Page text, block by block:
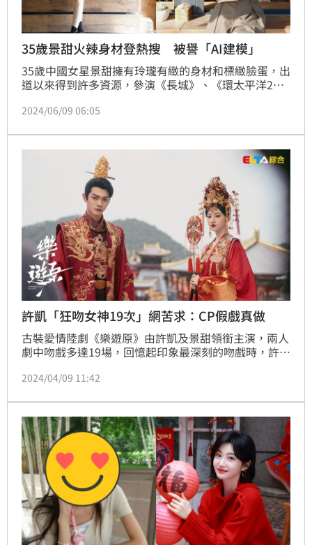
35歲景甜火辣身材登熱搜 被譽「AI建模」
35歲中國女星景甜擁有玲瓏有緻的身材和標緻臉蛋，出
道以來得到許多資源，參演《長城》、《環太平洋2》
是景甜也幾經阻撓並非一直事業順遂，她先是捲入違法
債，私下販售景甜的私密影片還錢，後來還因「整形」
的話題被炎上。景甜還是以甜美樂觀的狀態展露在大眾
面前，近日景甜以「景甜AI建模身材」登上微播熱搜。
2024/06/09 06:05
許凱「狂吻女神19次」網苦求：CP假戲真做
古裝愛情陸劇《樂遊原》由許凱及景甜領銜主演，兩人
劇中吻戲多達19場，回憶起印象最深刻的吻戲時，許凱
容是草莓，就是甜甜的。」一旁的景甜則說：「是鳳
公開的花絮影片也能看到兩人就算是吻戲走位也都會真
親，因此不少劇迷都敲碗希望他們能假戲真做、再次二
搭。
2024/04/09 11:42